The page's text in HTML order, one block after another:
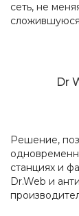
сеть, не
Dr
Решение,
станциях и
Dr.Web и